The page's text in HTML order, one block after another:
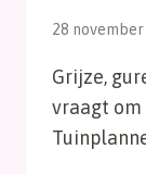
28 november
Grijze,
vraagt om